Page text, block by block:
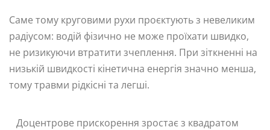
Саме тому круговими рухи проєктують з невеликим
радіусом: водій фізично не може проїхати швидко,
не ризикуючи втратити зчеплення. При зіткненні на
низькій швидкості кінетична енергія значно менша,
тому травми рідкісні та легші.
Доцентрове прискорення зростає з квадратом